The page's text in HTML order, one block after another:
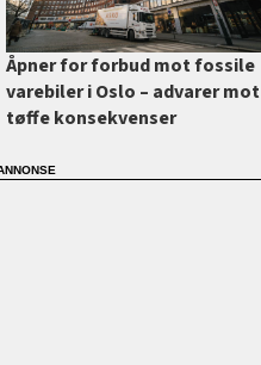
Åpner for forbud mot fossile
varebiler i Oslo –⁠ advarer mot
tøffe konsekvenser